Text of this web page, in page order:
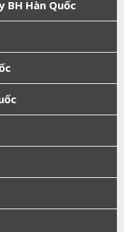
BH Hàn Quốc